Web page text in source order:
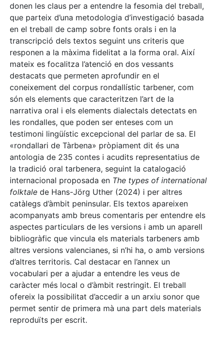
donen les claus per a entendre la fesomia del treball,
que parteix d’una metodologia d’investigació basada
en el treball de camp sobre fonts orals i en la
transcripció dels textos seguint uns criteris que
responen a la màxima fidelitat a la forma oral. Així
mateix es focalitza l’atenció en dos vessants
destacats que permeten aprofundir en el
coneixement del corpus rondallístic tarbener, com
són els elements que caracteritzen l’art de la
narrativa oral i els elements dialectals detectats en
les rondalles, que poden ser enteses com un
testimoni lingüístic excepcional del parlar de sa. El
«rondallari de Tàrbena» pròpiament dit és una
antologia de 235 contes i acudits representatius de
la tradició oral tarbenera, seguint la catalogació
internacional proposada en The types of international
folktale de Hans-Jörg Uther (2024) i per altres
catàlegs d’àmbit peninsular. Els textos apareixen
acompanyats amb breus comentaris per entendre els
aspectes particulars de les versions i amb un aparell
bibliogràfic que vincula els materials tarbeners amb
altres versions valencianes, si n’hi ha, o amb versions
d’altres territoris. Cal destacar en l’annex un
vocabulari per a ajudar a entendre les veus de
caràcter més local o d’àmbit restringit. El treball
ofereix la possibilitat d’accedir a un arxiu sonor que
permet sentir de primera mà una part dels materials
reproduïts per escrit.